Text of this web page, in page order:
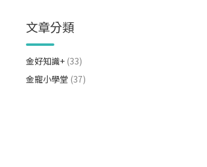
文章分類
金好知識+ (33)
金寵小學堂 (37)